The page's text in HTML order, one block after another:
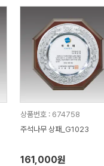
상품번호 : 674758
주석나무 상패_G1023
161,000원